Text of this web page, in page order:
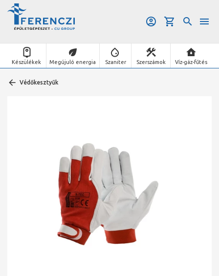
Készülékek Megújuló energia Szaniter Szerszámok Víz-gáz-fűtés
Védőkesztyűk